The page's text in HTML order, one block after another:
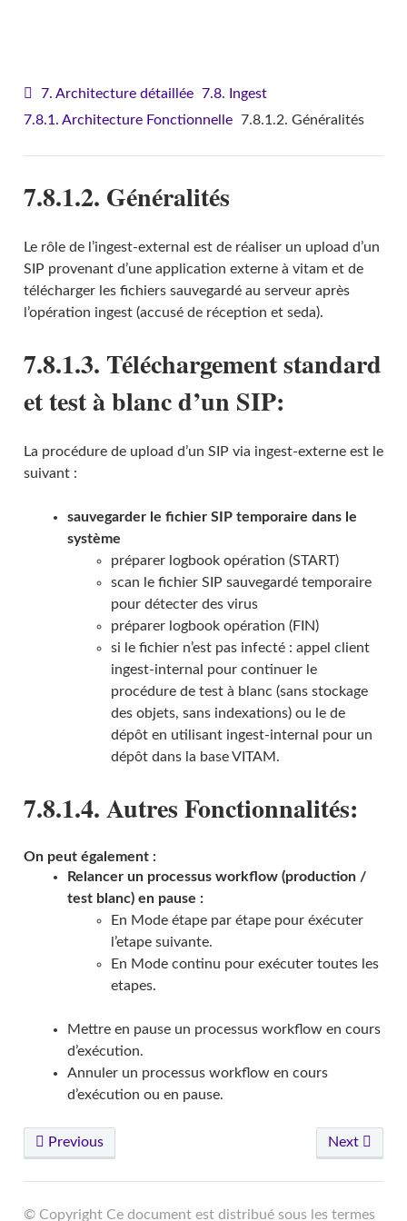
7. Architecture détaillée 7.8. Ingest
7.8.1. Architecture Fonctionnelle 7.8.1.2. Généralités
7.8.1.2. Généralités
Le rôle de l’ingest-external est de réaliser un upload d’un
SIP provenant d’une application externe à vitam et de
télécharger les fichiers sauvegardé au serveur après
l’opération ingest (accusé de réception et seda).
7.8.1.3. Téléchargement standard
et test à blanc d’un SIP:
La procédure de upload d’un SIP via ingest-externe est le
suivant :
sauvegarder le fichier SIP temporaire dans le
système
préparer logbook opération (START)
scan le fichier SIP sauvegardé temporaire
pour détecter des virus
préparer logbook opération (FIN)
si le fichier n’est pas infecté : appel client
ingest-internal pour continuer le
procédure de test à blanc (sans stockage
des objets, sans indexations) ou le de
dépôt en utilisant ingest-internal pour un
dépôt dans la base VITAM.
7.8.1.4. Autres Fonctionnalités:
On peut également :
Relancer un processus workflow (production /
test blanc) en pause :
En Mode étape par étape pour éxécuter
l’etape suivante.
En Mode continu pour exécuter toutes les
etapes.
Mettre en pause un processus workflow en cours
d’exécution.
Annuler un processus workflow en cours
d’exécution ou en pause.
Previous Next
© Copyright Ce document est distribué sous les termes